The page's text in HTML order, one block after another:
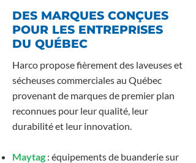
DES MARQUES CONÇUES
POUR LES ENTREPRISES
DU QUÉBEC
Harco propose fièrement des laveuses et
sécheuses commerciales au Québec
provenant de marques de premier plan
reconnues pour leur qualité, leur
durabilité et leur innovation.
Maytag : équipements de buanderie sur